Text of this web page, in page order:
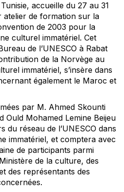
accueille du 27 au 31
atelier de formation sur la
de 2003 pour la
culturel immatériel. Cet
de l’UNESCO à Rabat
de la Norvège au
immatériel, s’insère dans
également le Maroc et
par M. Ahmed Skounti
Ould Mohamed Lemine Beijeu
du réseau de l’UNESCO dans
immatériel, et comptera avec
de participants parmi
de la culture, des
des représentants des